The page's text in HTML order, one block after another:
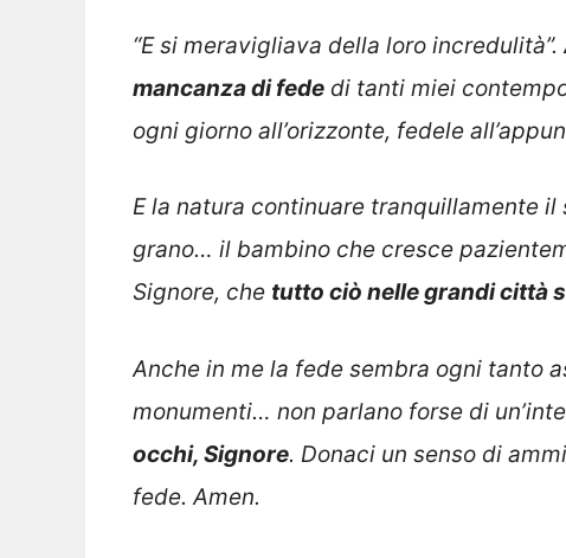
“E si meravigliava della loro incredulità”.
mancanza di fede di tanti miei
ogni giorno all’orizzonte, fedele
E la natura continuare tranquillamente
grano… il bambino che cresce
Signore, che tutto ciò nelle grandi città
Anche in me la fede sembra ogni tanto
monumenti… non parlano forse di
occhi, Signore. Donaci un senso di
fede. Amen.